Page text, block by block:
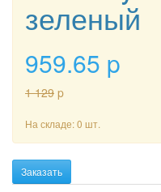
зеленый
959.65 p
1 129 p
На складе: 0 шт.
Заказать